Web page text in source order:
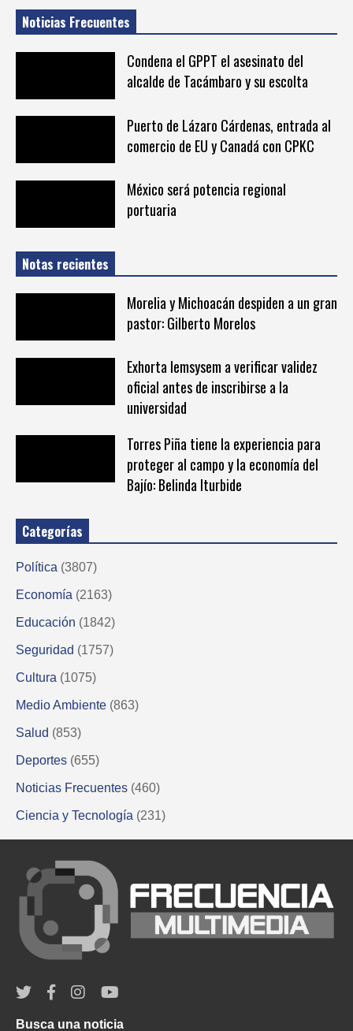
Noticias Frecuentes
Condena el GPPT el asesinato del
alcalde de Tacámbaro y su escolta
Puerto de Lázaro Cárdenas, entrada al
comercio de EU y Canadá con CPKC
México será potencia regional
portuaria
Notas recientes
Morelia y Michoacán despiden a un gran
pastor: Gilberto Morelos
Exhorta Iemsysem a verificar validez
oficial antes de inscribirse a la
universidad
Torres Piña tiene la experiencia para
proteger al campo y la economía del
Bajío: Belinda Iturbide
Categorías
Política (3807)
Economía (2163)
Educación (1842)
Seguridad (1757)
Cultura (1075)
Medio Ambiente (863)
Salud (853)
Deportes (655)
Noticias Frecuentes (460)
Ciencia y Tecnología (231)
Busca una noticia